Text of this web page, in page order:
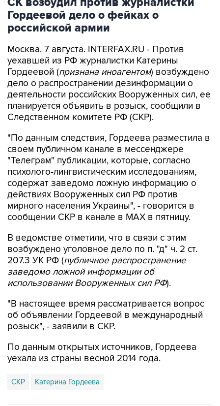
Гордеевой дело о фейках о
российской армии
Москва. 7 августа. INTERFAX.RU - Против
уехавшей из РФ журналистки Катерины
Гордеевой (признана иноагентом) возбуждено
дело о распространении дезинформации о
деятельности российских Вооруженных сил, ее
планируется объявить в розыск, сообщили в
Следственном комитете РФ (СКР).
"По данным следствия, Гордеева разместила в
своем публичном канале в мессенджере
"Телеграм" публикации, которые, согласно
психолого-лингвистическим исследованиям,
содержат заведомо ложную информацию о
действиях Вооруженных сил РФ против
мирного населения Украины", - говорится в
сообщении СКР в канале в MAX в пятницу.
В ведомстве отметили, что в связи с этим
возбуждено уголовное дело по п. "д" ч. 2 ст.
207.3 УК РФ (публичное распространение
заведомо ложной информации об
использовании Вооруженных сил РФ).
"В настоящее время рассматривается вопрос
об объявлении Гордеевой в международный
розыск", - заявили в СКР.
По данным открытых источников, Гордеева
уехала из страны весной 2014 года.
СКР Катерина Гордеева